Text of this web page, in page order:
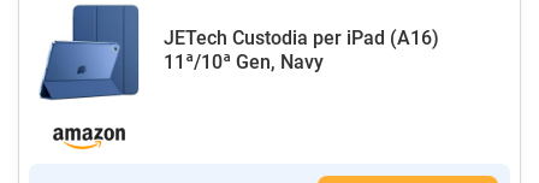
JETech Custodia per iPad (A16)
11ª/10ª Gen, Navy